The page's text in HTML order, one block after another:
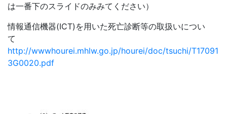
は一番下のスライドのみみてください）
情報通信機器(ICT)を用いた死亡診断等の取扱いについ
て
http://wwwhourei.mhlw.go.jp/hourei/doc/tsuchi/T17091
3G0020.pdf